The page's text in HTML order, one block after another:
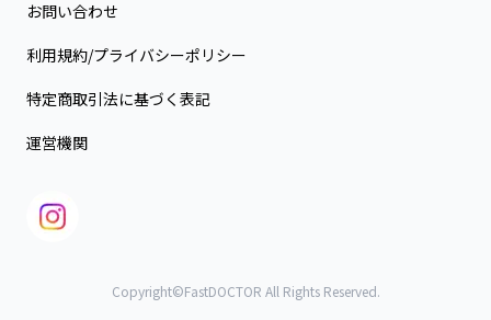
お問い合わせ
利用規約/プライバシーポリシー
特定商取引法に基づく表記
運営機関
Copyright©FastDOCTOR All Rights Reserved.